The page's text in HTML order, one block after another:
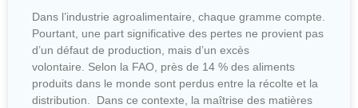
Dans l’industrie agroalimentaire, chaque gramme compte.
Pourtant, une part significative des pertes ne provient pas
d’un défaut de production, mais d’un excès
volontaire. Selon la FAO, près de 14 % des aliments
produits dans le monde sont perdus entre la récolte et la
distribution. Dans ce contexte, la maîtrise des matières